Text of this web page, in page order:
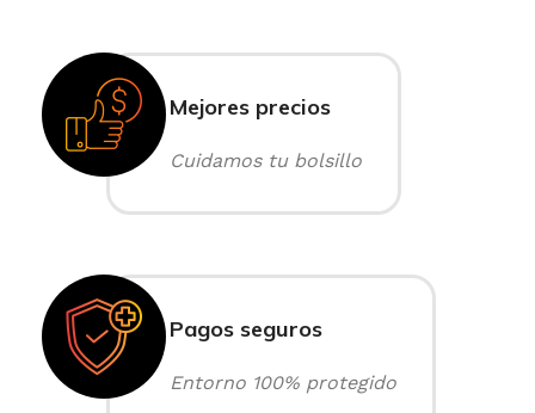
Mejores precios
Cuidamos tu bolsillo
Pagos seguros
Entorno 100% protegido